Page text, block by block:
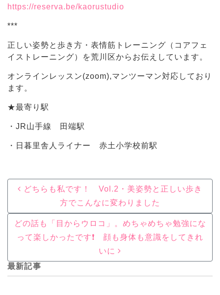
https://reserva.be/kaorustudio
***
正しい姿勢と歩き方・表情筋トレーニング（コアフェ
イストレーニング）を荒川区からお伝えしています。
オンラインレッスン(zoom),マンツーマン対応しており
ます。
★最寄り駅
・JR山手線 田端駅
・日暮里舎人ライナー 赤土小学校前駅
Post navigation
どちらも私です！ Vol.2・美姿勢と正しい歩き
方でこんなに変わりました
どの話も「目からウロコ」。めちゃめちゃ勉強にな
って楽しかったです❗️ 顔も身体も意識をしてきれ
いに
最新記事